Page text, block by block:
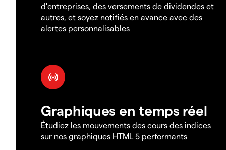
d'entreprises, des versements de dividendes et
autres, et soyez notifiés en avance avec des
alertes personnalisables
Graphiques en temps réel
Étudiez les mouvements des cours des indices
sur nos graphiques HTML 5 performants